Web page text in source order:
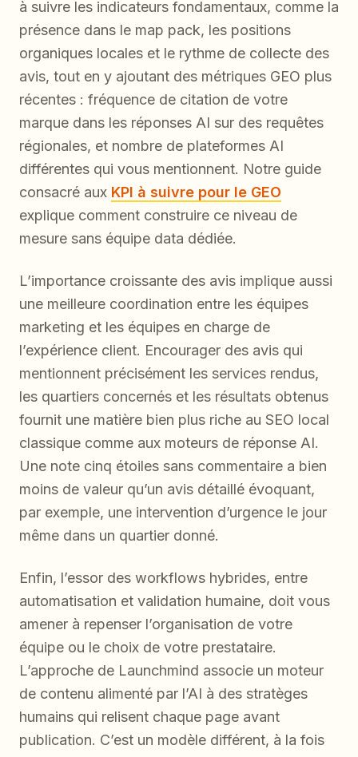
à suivre les indicateurs fondamentaux, comme la
présence dans le map pack, les positions
organiques locales et le rythme de collecte des
avis, tout en y ajoutant des métriques GEO plus
récentes : fréquence de citation de votre
marque dans les réponses AI sur des requêtes
régionales, et nombre de plateformes AI
différentes qui vous mentionnent. Notre guide
consacré aux KPI à suivre pour le GEO
explique comment construire ce niveau de
mesure sans équipe data dédiée.
L’importance croissante des avis implique aussi
une meilleure coordination entre les équipes
marketing et les équipes en charge de
l’expérience client. Encourager des avis qui
mentionnent précisément les services rendus,
les quartiers concernés et les résultats obtenus
fournit une matière bien plus riche au SEO local
classique comme aux moteurs de réponse AI.
Une note cinq étoiles sans commentaire a bien
moins de valeur qu’un avis détaillé évoquant,
par exemple, une intervention d’urgence le jour
même dans un quartier donné.
Enfin, l’essor des workflows hybrides, entre
automatisation et validation humaine, doit vous
amener à repenser l’organisation de votre
équipe ou le choix de votre prestataire.
L’approche de Launchmind associe un moteur
de contenu alimenté par l’AI à des stratèges
humains qui relisent chaque page avant
publication. C’est un modèle différent, à la fois